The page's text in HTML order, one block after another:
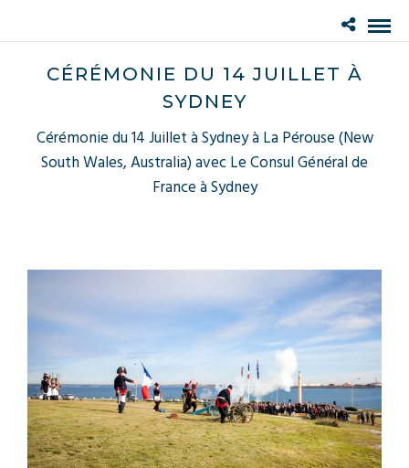
CÉRÉMONIE DU 14 JUILLET À
SYDNEY
Cérémonie du 14 Juillet à Sydney à La Pérouse (New
South Wales, Australia) avec Le Consul Général de
France à Sydney